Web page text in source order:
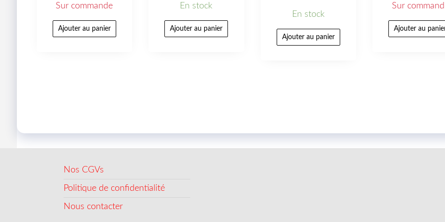
Sur commande
Ajouter au panier
En stock
Ajouter au panier
En stock
Ajouter au panier
Sur
Ajouter au
Nos CGVs
Politique de confidentialité
Nous contacter